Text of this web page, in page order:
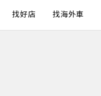
找好店 找海外車